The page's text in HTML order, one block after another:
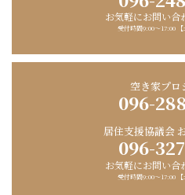
お気軽にお問い合
受付時間9:00〜17:00 【
空き家プロ
096-
居住支援協議会
096-
お気軽にお問い合
受付時間9:00〜17:00 【